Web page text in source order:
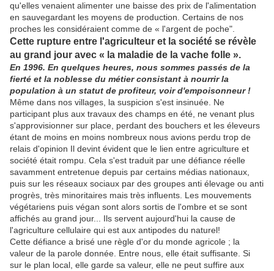
qu'elles venaient alimenter une baisse des prix de l'alimentation
en sauvegardant les moyens de production. Certains de nos
proches les considéraient comme de « l'argent de poche".
Cette rupture entre l'agriculteur et la société se révèle
au grand jour avec « la maladie de la vache folle ».
En 1996. En quelques heures, nous sommes passés de la
fierté et la noblesse du métier consistant à nourrir la
population à un statut de profiteur, voir d'empoisonneur !
Même dans nos villages, la suspicion s'est insinuée. Ne
participant plus aux travaux des champs en été, ne venant plus
s'approvisionner sur place, perdant des bouchers et les éleveurs
étant de moins en moins nombreux nous avions perdu trop de
relais d'opinion Il devint évident que le lien entre agriculture et
société était rompu. Cela s'est traduit par une défiance réelle
savamment entretenue depuis par certains médias nationaux,
puis sur les réseaux sociaux par des groupes anti élevage ou anti
progrès, très minoritaires mais très influents. Les mouvements
végétariens puis végan sont alors sortis de l'ombre et se sont
affichés au grand jour... Ils servent aujourd'hui la cause de
l'agriculture cellulaire qui est aux antipodes du naturel!
Cette défiance a brisé une règle d'or du monde agricole ; la
valeur de la parole donnée. Entre nous, elle était suffisante. Si
sur le plan local, elle garde sa valeur, elle ne peut suffire aux